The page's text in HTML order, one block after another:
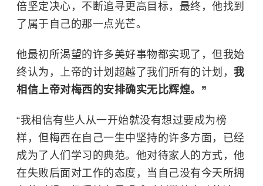
倍坚定决心，不断追寻更高目标，最终，他找到
了属于自己的那一点光芒。
他最初所渴望的许多美好事物都实现了，但我始
终认为，上帝的计划超越了我们所有的计划， 我
相信上帝对梅西的安排确实无比辉煌。”
“我相信有些人从一开始就没有想过要成为榜
样，但梅西在自己一生中坚持的许多方面，已经
成为了人们学习的典范。他对待家人的方式，他
在失败后面对工作的态度，当自己没有今天所拥